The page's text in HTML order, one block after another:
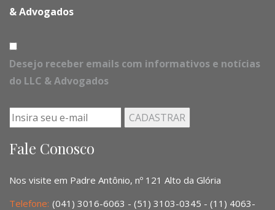
& Advogados
Desejo receber emails com informativos e notícias
do LLC & Advogados
Fale Conosco
Nos visite em Padre Antônio, nº 121 Alto da Glória
Telefone: (041) 3016-6063 - (51) 3103-0345 - (11) 4063-